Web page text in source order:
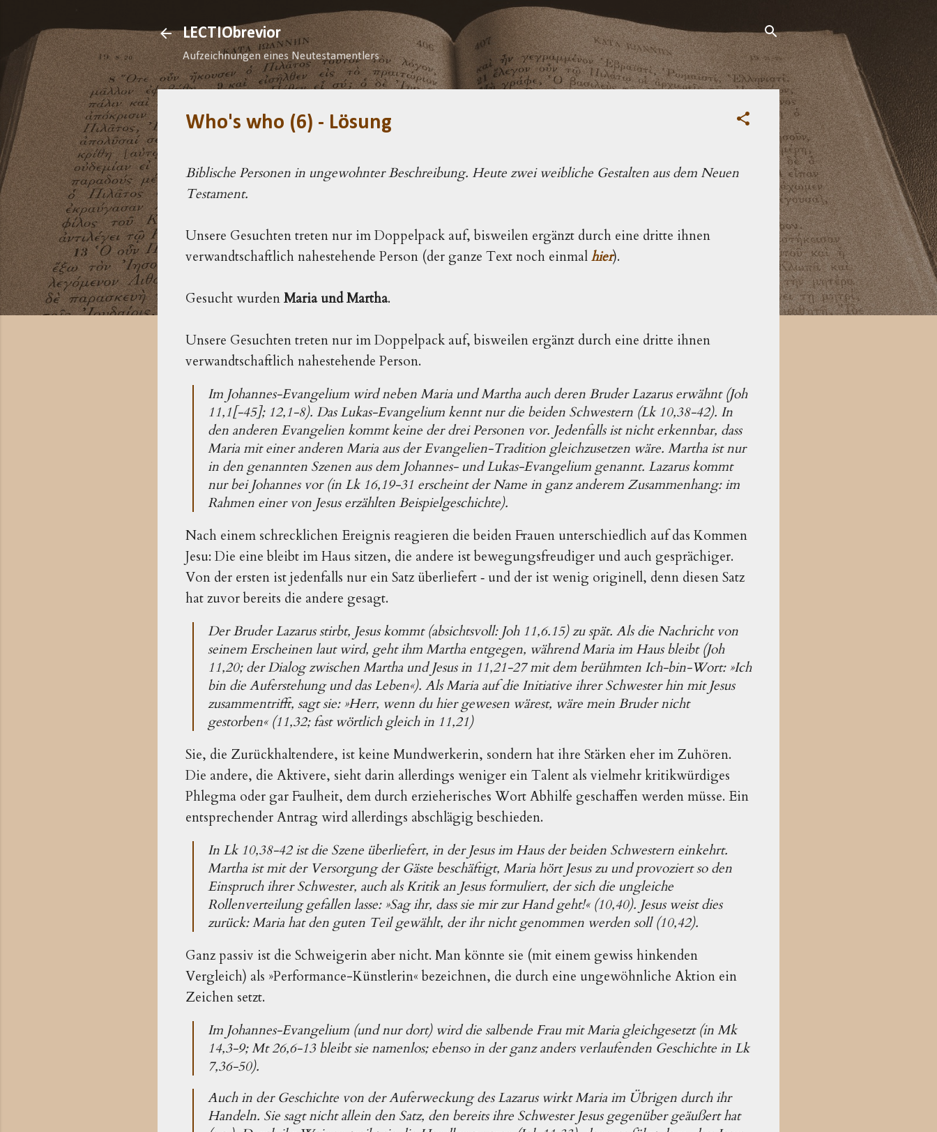
Direkt zum Hauptbereich
LECTIObrevior
Aufzeichnungen eines Neutestamentlers
Who's who (6) - Lösung
Biblische Personen in ungewohnter Beschreibung. Heute zwei weibliche Gestalten aus dem Neuen
Testament.
Unsere Gesuchten treten nur im Doppelpack auf, bisweilen ergänzt durch eine dritte ihnen
verwandtschaftlich nahestehende Person (der ganze Text noch einmalhier).
Gesucht wurdenMaria und Martha.
Unsere Gesuchten treten nur im Doppelpack auf, bisweilen ergänzt durch eine dritte ihnen
verwandtschaftlich nahestehende Person.
Im Johannes-Evangelium wird neben Maria und Martha auch deren Bruder Lazarus erwähnt (Joh
11,1[-45]; 12,1-8). Das Lukas-Evangelium kennt nur die beiden Schwestern (Lk 10,38-42). In
den anderen Evangelien kommt keine der drei Personen vor. Jedenfalls ist nicht erkennbar, dass
Maria mit einer anderen Maria aus der Evangelien-Tradition gleichzusetzen wäre. Martha ist nur
in den genannten Szenen aus dem Johannes- und Lukas-Evangelium genannt. Lazarus kommt
nur bei Johannes vor (in Lk 16,19-31 erscheint der Name in ganz anderem Zusammenhang: im
Rahmen einer von Jesus erzählten Beispielgeschichte).
Nach einem schrecklichen Ereignis reagieren die beiden Frauen unterschiedlich auf das Kommen
Jesu: Die eine bleibt im Haus sitzen, die andere ist bewegungsfreudiger und auch gesprächiger.
Von der ersten ist jedenfalls nur ein Satz überliefert ‑ und der ist wenig originell, denn diesen Satz
hat zuvor bereits die andere gesagt.
Der Bruder Lazarus stirbt, Jesus kommt (absichtsvoll: Joh 11,6.15) zu spät. Als die Nachricht von
seinem Erscheinen laut wird, geht ihm Martha entgegen, während Maria im Haus bleibt (Joh
11,20; der Dialog zwischen Martha und Jesus in 11,21-27 mit dem berühmten Ich-bin-Wort: »Ich
bin die Auferstehung und das Leben«). Als Maria auf die Initiative ihrer Schwester hin mit Jesus
zusammentrifft, sagt sie: »Herr, wenn du hier gewesen wärest, wäre mein Bruder nicht
gestorben« (11,32; fast wörtlich gleich in 11,21)
Sie, die Zurückhaltendere, ist keine Mundwerkerin, sondern hat ihre Stärken eher im Zuhören.
Die andere, die Aktivere, sieht darin allerdings weniger ein Talent als vielmehr kritikwürdiges
Phlegma oder gar Faulheit, dem durch erzieherisches Wort Abhilfe geschaffen werden müsse. Ein
entsprechender Antrag wird allerdings abschlägig beschieden.
In Lk 10,38-42 ist die Szene überliefert, in der Jesus im Haus der beiden Schwestern einkehrt.
Martha ist mit der Versorgung der Gäste beschäftigt, Maria hört Jesus zu und provoziert so den
Einspruch ihrer Schwester, auch als Kritik an Jesus formuliert, der sich die ungleiche
Rollenverteilung gefallen lasse: »Sag ihr, dass sie mir zur Hand geht!« (10,40). Jesus weist dies
zurück: Maria hat den guten Teil gewählt, der ihr nicht genommen werden soll (10,42).
Ganz passiv ist die Schweigerin aber nicht. Man könnte sie (mit einem gewiss hinkenden
Vergleich) als »Performance-Künstlerin« bezeichnen, die durch eine ungewöhnliche Aktion ein
Zeichen setzt.
Im Johannes-Evangelium (und nur dort) wird die salbende Frau mit Maria gleichgesetzt (in Mk
14,3-9; Mt 26,6-13 bleibt sie namenlos; ebenso in der ganz anders verlaufenden Geschichte in Lk
7,36-50).
Auch in der Geschichte von der Auferweckung des Lazarus wirkt Maria im Übrigen durch ihr
Handeln. Sie sagt nicht allein den Satz, den bereits ihre Schwester Jesus gegenüber geäußert hat